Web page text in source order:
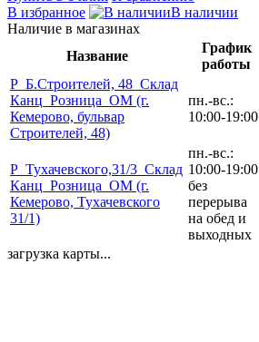
В избранное
В наличии
Наличие в магазинах
Название
График
работы
Р_Б.Строителей, 48_Склад
Канц_Розница_ОМ (г.
Кемерово, бульвар
Строителей, 48)
пн.-вс.:
10:00-19:00
Р_Тухачевского,31/3_Склад
Канц_Розница_ОМ (г.
Кемерово, Тухачевского
31/1)
пн.-вс.:
10:00-19:00
без
перерыва
на обед и
выходных
загрузка карты...